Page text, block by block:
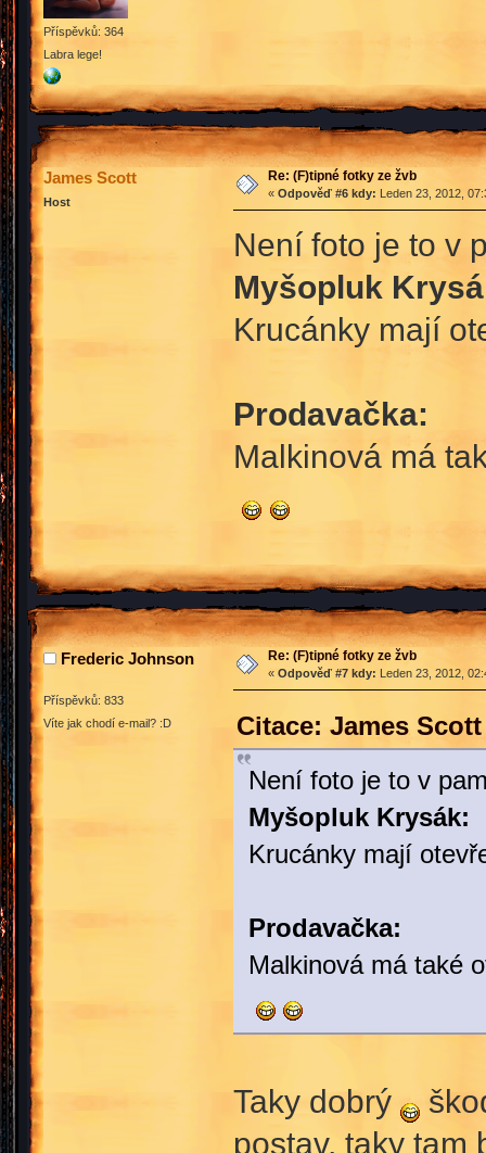
Příspěvků: 364
Labra lege!
James Scott
Host
Re: (F)tipné fotky ze žvb
« Odpověď #6 kdy: Leden 23, 2012,
Není foto je to v
Myšopluk
Krucánky mají
Prodavačka:
Malkinová má
Frederic Johnson
Příspěvků: 833
Víte jak chodí e-mail? :D
Re: (F)tipné fotky ze žvb
« Odpověď #7 kdy: Leden 23, 2012,
Citace: James
Není foto je to v
Myšopluk Krysák:
Krucánky mají
Prodavačka:
Malkinová má také
Taky dobrý
postav, taky